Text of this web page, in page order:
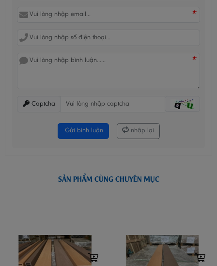
*
*
Captcha
Gửi bình luận nhập lại
SẢN PHẨM CÙNG CHUYÊN MỤC